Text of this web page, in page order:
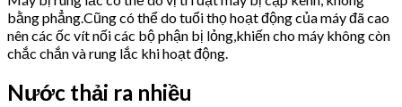
bằng phẳng.Cũng có thể do tuổi thọ hoạt động của máy đã cao
nên các ốc vít nối các bộ phận bị lỏng,khiến cho máy không còn
chắc chắn và rung lắc khi hoạt động.
Nước thải ra nhiều